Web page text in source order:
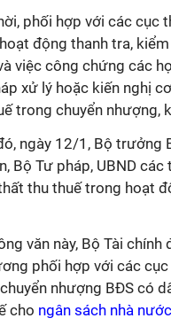
phối hợp với các cục
động thanh tra,
việc công chứng các
xử lý hoặc kiến nghị
trong chuyển nhượng,
ngày 12/1, Bộ trưởng
Bộ Tư pháp, UBND
thu thuế trong hoạt
văn này, Bộ Tài
phối hợp với các
nhượng BĐS có
cho ngân sách nhà